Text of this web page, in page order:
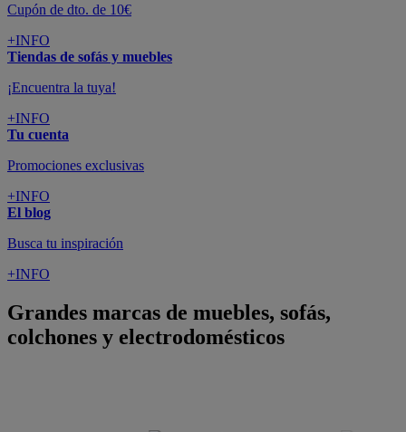
Cupón de dto. de 10€
+INFO
Tiendas de sofás y muebles
¡Encuentra la tuya!
+INFO
Tu cuenta
Promociones exclusivas
+INFO
El blog
Busca tu inspiración
+INFO
Grandes marcas de muebles, sofás,
colchones y electrodomésticos